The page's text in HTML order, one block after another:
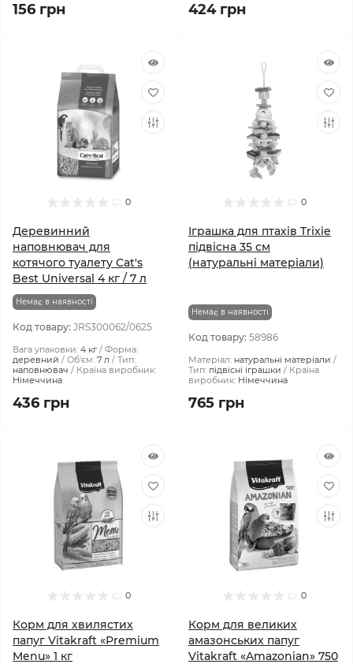
156 грн 424 грн
0
Деревинний
наповнювач для
котячого туалету Cat's
Best ‎Universal 4 кг / 7 л
Немає в наявності
Код товару: JRS300062/0625
Вага упаковки: 4 кг
Форма:
деревний
Об'єм: 7 л
Тип:
наповнювач
Країна виробник:
Німеччина
436 грн
0
Іграшка для птахів Trixie
підвісна 35 см
(натуральні матеріали)
Немає в наявності
Код товару: 58986
Матеріал: натуральні матеріали
Тип: підвісні іграшки
Країна
виробник: Німеччина
765 грн
0
Корм для хвилястих
папуг Vitakraft «Premium
Menu» 1 кг
0
Корм для великих
амазонських папуг
Vitakraft «Amazonian» 750